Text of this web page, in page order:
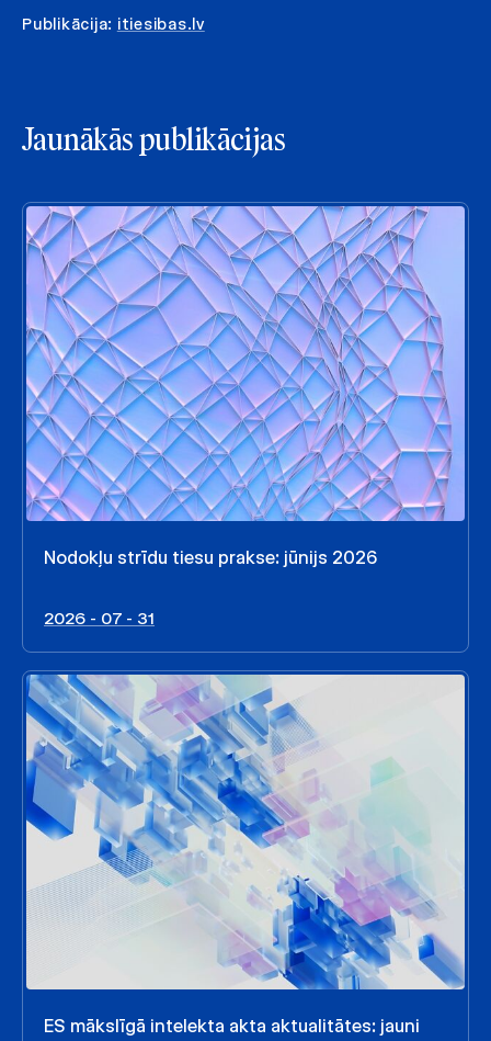
Publikācija: itiesibas.lv
Jaunākās publikācijas
Nodokļu strīdu tiesu prakse: jūnijs 2026
2026 - 07 - 31
ES mākslīgā intelekta akta aktualitātes: jauni